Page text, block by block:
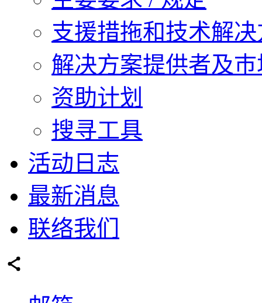
支援措拖和技术解
解决方案提供者及
资助计划
搜寻工具
活动日志
最新消息
联络我们